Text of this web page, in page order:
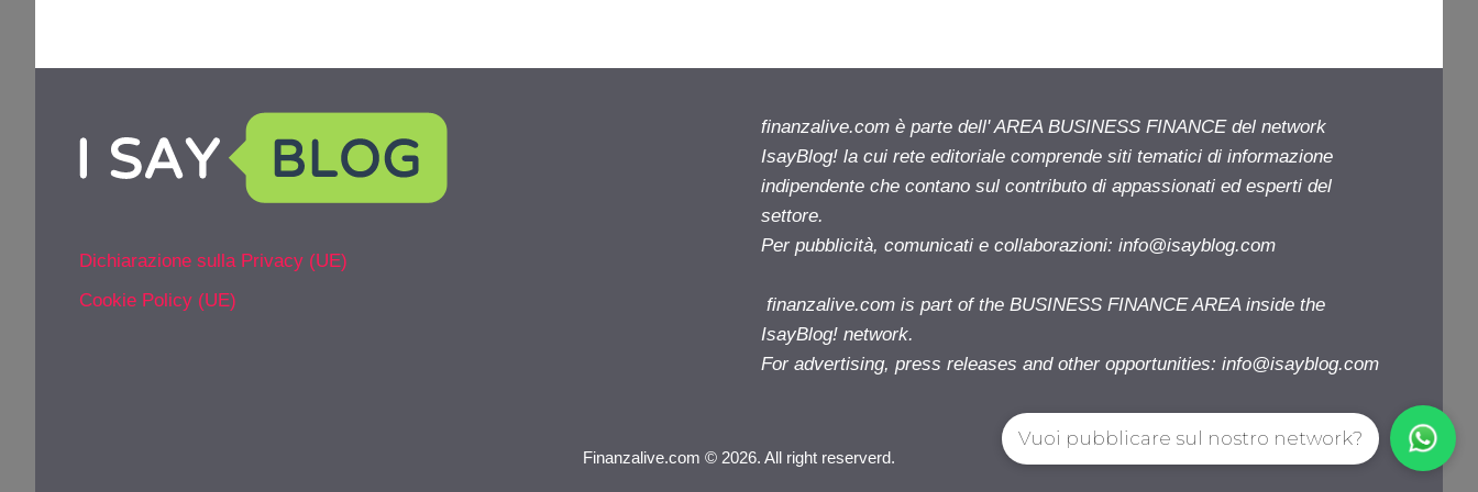
Dichiarazione sulla Privacy (UE)
Cookie Policy (UE)
finanzalive.com è parte dell' AREA BUSINESS FINANCE del network
IsayBlog! la cui rete editoriale comprende siti tematici di informazione
indipendente che contano sul contributo di appassionati ed esperti del
settore.
Per pubblicità, comunicati e collaborazioni: info@isayblog.com
finanzalive.com is part of the BUSINESS FINANCE AREA inside the
IsayBlog! network.
For advertising, press releases and other opportunities: info@isayblog.com
Finanzalive.com © 2026. All right reserverd.
Vuoi pubblicare sul nostro network?